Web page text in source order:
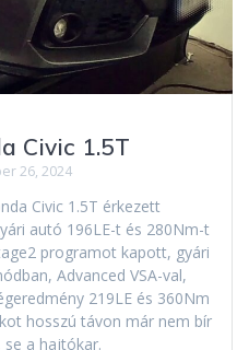
Civic 1.5T
26, 2024
Civic 1.5T érkezett
autó 196LE-t és 280Nm-t
programot kapott, gyári
Advanced VSA-val,
219LE és 360Nm
hosszú távon már nem bír
se a hajtókar.